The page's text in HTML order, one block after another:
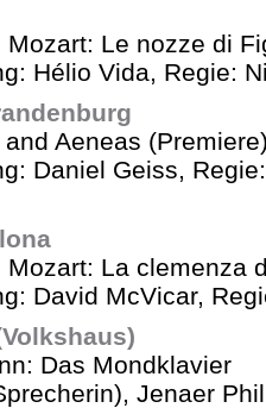
Le nozze di
Hélio Vida, Regie:
Aeneas
Daniel Geiss,
La clemenza
David McVicar,
Das Mondklavier
Jenaer